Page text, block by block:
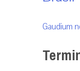
Gaudium